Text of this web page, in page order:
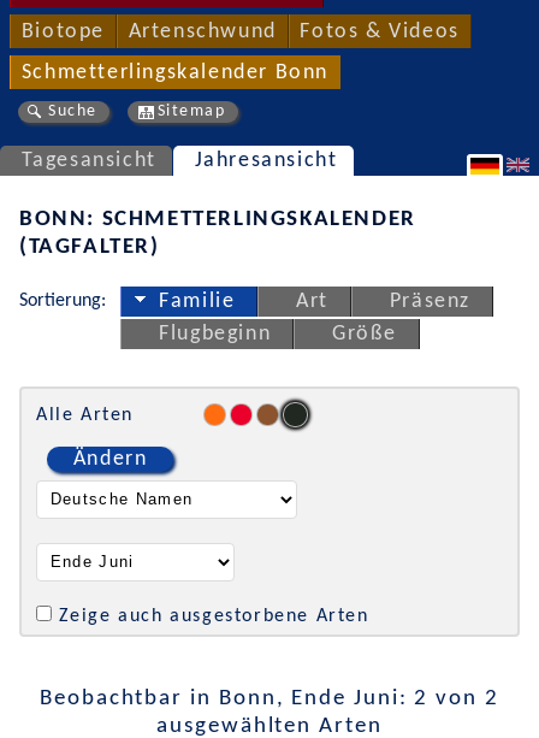
Biotope Artenschwund Fotos & Videos
Schmetterlingskalender Bonn
Suche Sitemap
Tagesansicht Jahresansicht
BONN: SCHMETTERLINGSKALENDER
(TAGFALTER)
Sortierung: Familie Art
Präsenz
Flugbeginn
Größe
Alle Arten
Ändern
Zeige auch ausgestorbene Arten
Beobachtbar in Bonn, Ende Juni: 2 von 2
ausgewählten Arten